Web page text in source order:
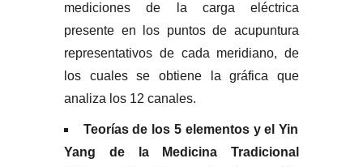
mediciones de la carga eléctrica
presente en los puntos de acupuntura
representativos de cada meridiano, de
los cuales se obtiene la gráfica que
analiza los 12 canales.
Teorías de los 5 elementos y el Yin
Yang de la Medicina Tradicional